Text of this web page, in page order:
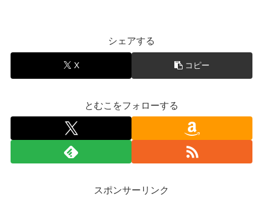
シェアする
X コピー
とむこをフォローする
スポンサーリンク